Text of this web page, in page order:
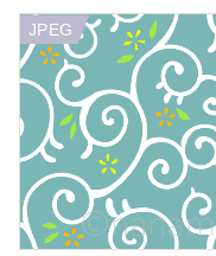
JPEG